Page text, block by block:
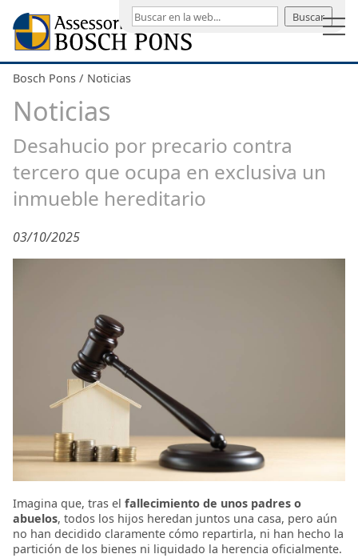
Buscar
Bosch Pons Noticias
Noticias
Desahucio por precario contra
tercero que ocupa en exclusiva un
inmueble hereditario
03/10/2025
Imagina que, tras el fallecimiento de unos padres o
abuelos, todos los hijos heredan juntos una casa, pero aún
no han decidido claramente cómo repartirla, ni han hecho la
partición de los bienes ni liquidado la herencia oficialmente.